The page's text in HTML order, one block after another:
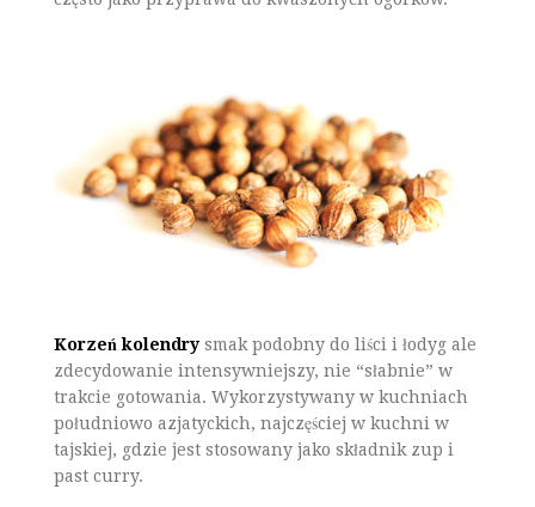
Korzeń kolendrysmak podobny do liści i łodyg ale
zdecydowanie intensywniejszy, nie “słabnie” w
trakcie gotowania. Wykorzystywany w kuchniach
południowo azjatyckich, najczęściej w kuchni w
tajskiej, gdzie jest stosowany jako składnik zup i
past curry.